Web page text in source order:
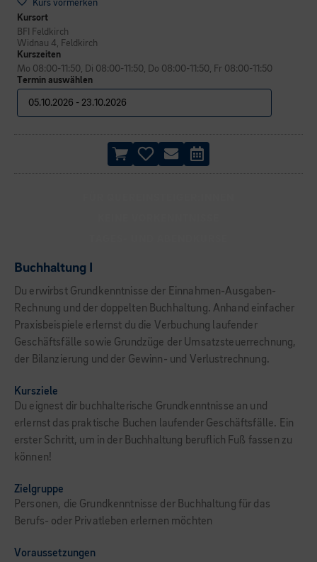
Kurs vormerken
Kursort
BFI Feldkirch
Widnau 4, Feldkirch
Termin auswählen
Kurszeiten
Mo 08:00-11:50, Di 08:00-11:50, Do 08:00-11:50, Fr 08:00-11:50
Buchhaltung I
Du erwirbst Grundkenntnisse der Einnahmen-Ausgaben-
Rechnung und der doppelten Buchhaltung. Anhand einfacher
Praxisbeispiele erlernst du die Verbuchung laufender
Geschäftsfälle sowie Grundzüge der Umsatzsteuerrechnung,
der Bilanzierung und der Gewinn- und Verlustrechnung.
Kursziele
Du eignest dir buchhalterische Grundkenntnisse an und
erlernst das praktische Buchen laufender Geschäftsfälle. Ein
erster Schritt, um in der Buchhaltung beruflich Fuß fassen zu
können!
Zielgruppe
Personen, die Grundkenntnisse der Buchhaltung für das
Berufs- oder Privatleben erlernen möchten
Voraussetzungen